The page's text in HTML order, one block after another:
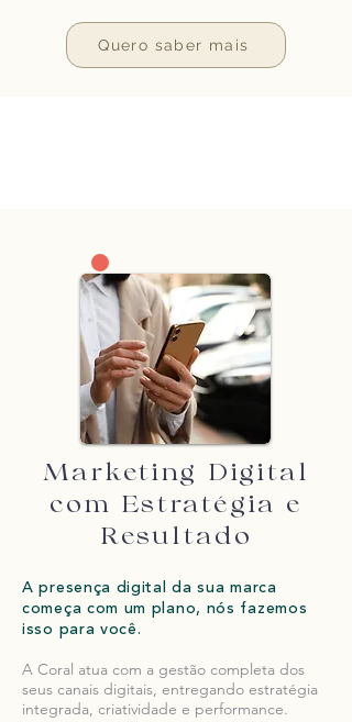
Quero saber mais
Marketing Digital
com Estratégia e
Resultado
A presença digital da sua marca
começa com um plano, nós fazemos
isso para você.
A Coral atua com a gestão completa dos
seus canais digitais, entregando estratégia
integrada, criatividade e performance.